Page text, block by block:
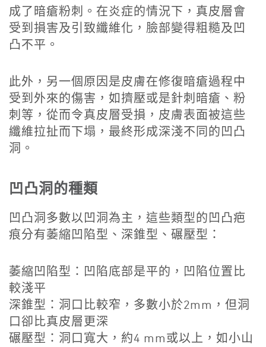
成了暗瘡粉刺。在炎症的情況下，真皮層會
受到損害及引致纖維化，臉部變得粗糙及凹
凸不平。
此外，另一個原因是皮膚在修復暗瘡過程中
受到外來的傷害，如擠壓或是針刺暗瘡、粉
刺等，從而令真皮層受損，皮膚表面被這些
纖維拉扯而下塌，最終形成深淺不同的凹凸
洞。
凹凸洞的種類
凹凸洞多數以凹洞為主，這些類型的凹凸疤
痕分有萎縮凹陷型、深錐型、碾壓型：
萎縮凹陷型：凹陷底部是平的，凹陷位置比
較淺平
深錐型：洞口比較窄，多數小於2mm，但洞
口卻比真皮層更深
碾壓型：洞口寬大，約4 mm或以上，如小山